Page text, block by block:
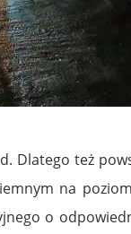
Dlatego też
na
o